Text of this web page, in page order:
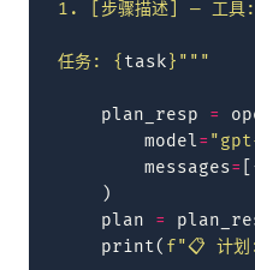
1. [步骤描述] — 工具
任务: { task} """
plan_resp =
model=
messages=
)
plan
=
print( f"📋 计划